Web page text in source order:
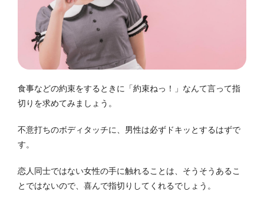
食事などの約束をするときに「約束ねっ！」なんて言って指
切りを求めてみましょう。
不意打ちのボディタッチに、男性は必ずドキッとするはずで
す。
恋人同士ではない女性の手に触れることは、そうそうあるこ
とではないので、喜んで指切りしてくれるでしょう。